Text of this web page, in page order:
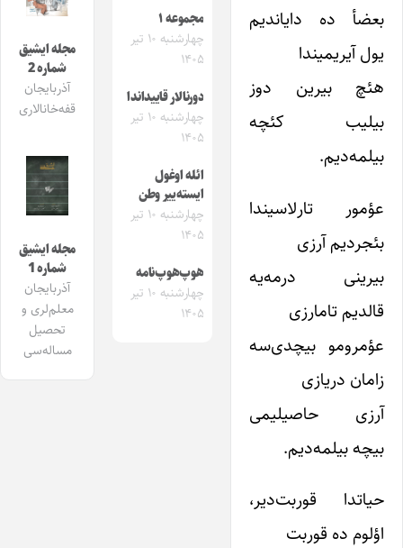
بعضأ ده دایاندیم
یول آیریمیندا
هئچ بیرین دوز
بیلیب کئچه
بیلمه‌دیم.
عؤمور تارلاسیندا
بئجردیم آرزی
بیرینی درمه‌یه
قالدیم تامارزی
عؤمرومو بیچدی‌سه
زامان دریازی
آرزی حاصیلیمی
بیچه بیلمه‌دیم.
حیاتدا قوربت‌دیر،
اؤلوم ده قوربت
مجموعه ۱
چهارشنبه ۱۰ تیر
۱۴۰۵
دورنالار قاییداندا
چهارشنبه ۱۰ تیر
۱۴۰۵
ائله اوغول
ایسته‌ییر وطن
چهارشنبه ۱۰ تیر
۱۴۰۵
هوپ‌هوپ‌نامه
چهارشنبه ۱۰ تیر
۱۴۰۵
مجله ایشیق
شماره 2
آذربایجان
قفه‌خانالاری
مجله ایشیق
شماره 1
آذربایجان
معلم‌لری و
تحصیل
مساله‌سی